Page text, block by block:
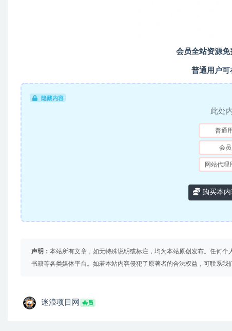
会员全站资源
普通用户可
隐藏内容
此处
普通
会员
网站代理
购买本内
声明： 本站所有文章，如无特殊说明或标注，均为本站原创发布。任何
书籍等各类媒体平台。如若本站内容侵犯了原著者的合法权益，可联系我
迷浪项目网 会员